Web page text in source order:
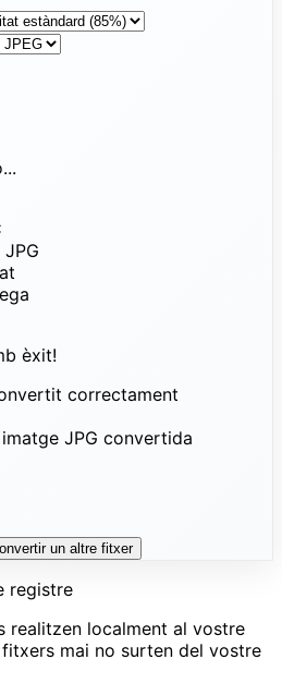
èxit!
correctament
un altre fitxer
registre
realitzen localment al vostre
fitxers mai no surten del vostre